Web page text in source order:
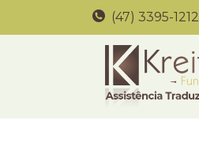
(47) 3395-1212